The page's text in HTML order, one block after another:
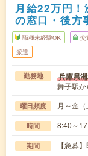
月給22万円
の窓口・後方
職種未経験OK 交
派遣
勤務地 兵庫県
舞子駅
曜日頻度 月～金（
時間 8:40～
期間 【急募